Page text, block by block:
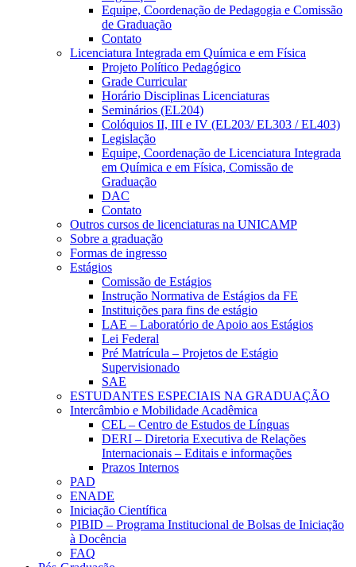
Equipe, Coordenação de Pedagogia e Comissão
de Graduação
Contato
Licenciatura Integrada em Química e em Física
Projeto Político Pedagógico
Grade Curricular
Horário Disciplinas Licenciaturas
Seminários (EL204)
Colóquios II, III e IV (EL203/ EL303 / EL403)
Legislação
Equipe, Coordenação de Licenciatura Integrada
em Química e em Física, Comissão de
Graduação
DAC
Contato
Outros cursos de licenciaturas na UNICAMP
Sobre a graduação
Formas de ingresso
Estágios
Comissão de Estágios
Instrução Normativa de Estágios da FE
Instituições para fins de estágio
LAE – Laboratório de Apoio aos Estágios
Lei Federal
Pré Matrícula – Projetos de Estágio
Supervisionado
SAE
ESTUDANTES ESPECIAIS NA GRADUAÇÃO
Intercâmbio e Mobilidade Acadêmica
CEL – Centro de Estudos de Línguas
DERI – Diretoria Executiva de Relações
Internacionais – Editais e informações
Prazos Internos
PAD
ENADE
Iniciação Científica
PIBID – Programa Institucional de Bolsas de Iniciação
à Docência
FAQ